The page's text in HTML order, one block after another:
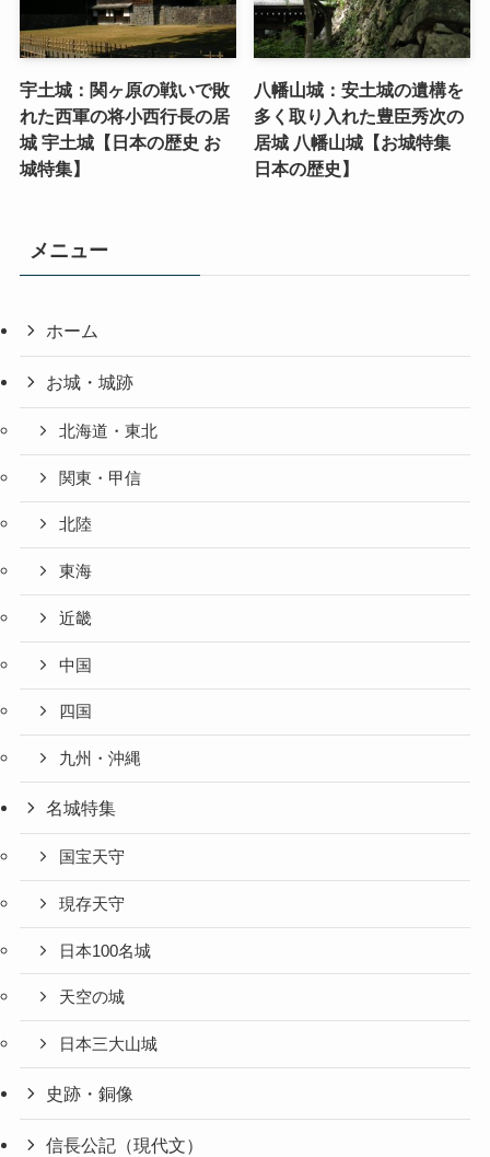
宇土城：関ヶ原の戦いで敗
れた西軍の将小西行長の居
城 宇土城【日本の歴史 お
城特集】
八幡山城：安土城の遺構を
多く取り入れた豊臣秀次の
居城 八幡山城【お城特集
日本の歴史】
メニュー
ホーム
お城・城跡
北海道・東北
関東・甲信
北陸
東海
近畿
中国
四国
九州・沖縄
名城特集
国宝天守
現存天守
日本100名城
天空の城
日本三大山城
史跡・銅像
信長公記（現代文）